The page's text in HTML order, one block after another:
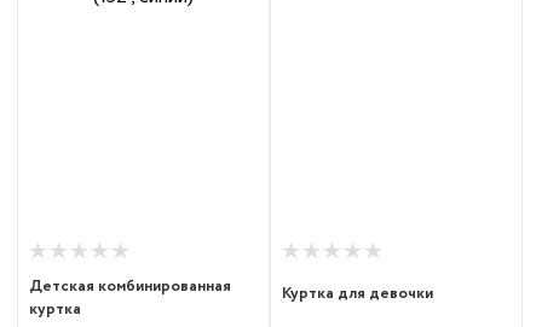
Детская комбинированная
куртка
Куртка для девочки